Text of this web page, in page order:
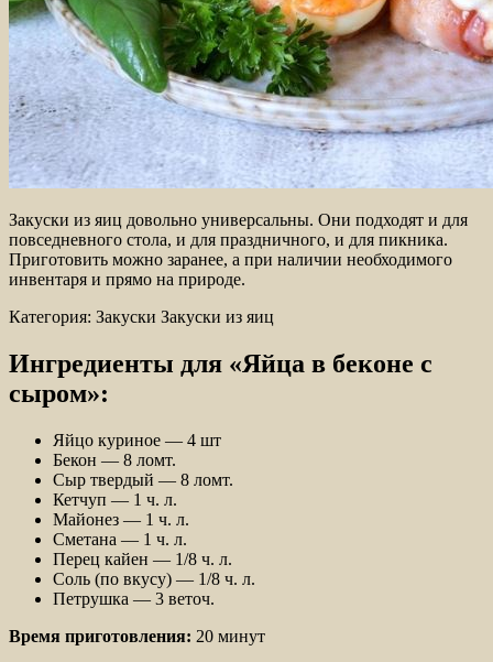
Закуски из яиц довольно универсальны. Они подходят и для
повседневного стола, и для праздничного, и для пикника.
Приготовить можно заранее, а при наличии необходимого
инвентаря и прямо на природе.
Категория: Закуски Закуски из яиц
Ингредиенты для «Яйца в беконе с
сыром»:
Яйцо куриное — 4 шт
Бекон — 8 ломт.
Сыр твердый — 8 ломт.
Кетчуп — 1 ч. л.
Майонез — 1 ч. л.
Сметана — 1 ч. л.
Перец кайен — 1/8 ч. л.
Соль (по вкусу) — 1/8 ч. л.
Петрушка — 3 веточ.
Время приготовления: 20 минут